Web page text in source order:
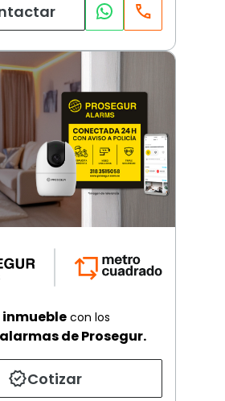
con los
alarmas de Prosegur.
Cotizar